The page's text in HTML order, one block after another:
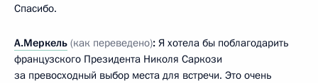
Спасибо.
А.Меркель (как переведено): Я хотела бы поблагодарить
французского Президента Николя Саркози
за превосходный выбор места для встречи. Это очень